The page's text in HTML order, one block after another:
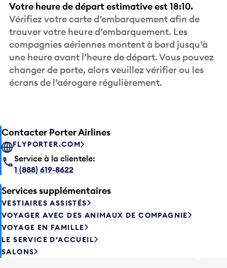
Votre heure de départ estimative est 18:10.
Vérifiez votre carte d’embarquement afin de
trouver votre heure d’embarquement. Les
compagnies aériennes montent à bord jusqu’à
une heure avant l’heure de départ. Vous pouvez
changer de porte, alors veuillez vérifier ou les
écrans de l’aérogare régulièrement.
Contacter Porter Airlines
FLYPORTER.COM
Service à la clientele:
1 (888) 619-8622
Services supplémentaires
VESTIAIRES ASSISTÉS
VOYAGER AVEC DES ANIMAUX DE COMPAGNIE
VOYAGE EN FAMILLE
LE SERVICE D’ACCUEIL
SALONS